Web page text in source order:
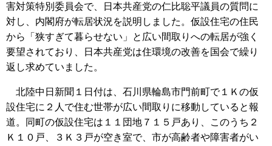
害対策特別委員会で、日本共産党の仁比聡平議員の質問に
対し、内閣府が転居状況を説明しました。仮設住宅の住民
から「狭すぎて暮らせない」と広い間取りへの転居が強く
要望されており、日本共産党は住環境の改善を国会で繰り
返し求めていました。
北陸中日新聞１日付は、石川県輪島市門前町で１Ｋの仮
設住宅に２人で住む世帯が広い間取りに移動していると報
道。同町の仮設住宅は１１団地７１５戸あり、このうち２
Ｋ１０戸、３Ｋ３戸が空き室で、市が高齢者や障害者がい